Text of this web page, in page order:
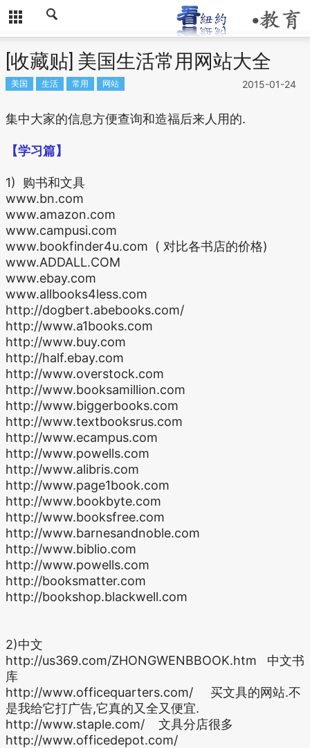
[收藏贴] 美国生活常用网站大全
2015-01-24
美国 生活 常用 网站
集中大家的信息方便查询和造福后来人用的.
【学习篇】
1) 购书和文具
www.bn.com
www.amazon.com
www.campusi.com
www.bookfinder4u.com ( 对比各书店的价格)
www.ADDALL.COM
www.ebay.com
www.allbooks4less.com
http://dogbert.abebooks.com/
http://www.a1books.com
http://www.buy.com
http://half.ebay.com
http://www.overstock.com
http://www.booksamillion.com
http://www.biggerbooks.com
http://www.textbooksrus.com
http://www.ecampus.com
http://www.powells.com
http://www.alibris.com
http://www.page1book.com
http://www.bookbyte.com
http://www.booksfree.com
http://www.barnesandnoble.com
http://www.biblio.com
http://www.powells.com
http://booksmatter.com
http://bookshop.blackwell.com
2)中文
http://us369.com/ZHONGWENBBOOK.htm 中文书
库
http://www.officequarters.com/ 买文具的网站.不
是我给它打广告,它真的又全又便宜.
http://www.staple.com/ 文具分店很多
http://www.officedepot.com/